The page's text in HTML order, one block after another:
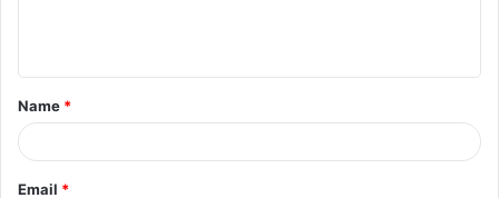
t
*
Name *
Email *